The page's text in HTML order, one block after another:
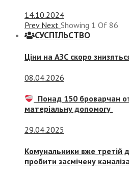
14.10.2024
Prev Next Showing 1 Of 86
СУСПIЛЬСТВО
Ціни на АЗС скоро
08.04.2026
Понад 150 броварчан
матеріальну допомогу
29.04.2025
Комунальники вже третій
пробити засмічену